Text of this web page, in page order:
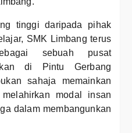
tinggi daripada pihak
SMK Limbang terus
sebuah pusat
di Pintu Gerbang
sahaja memainkan
modal insan
dalam membangunkan